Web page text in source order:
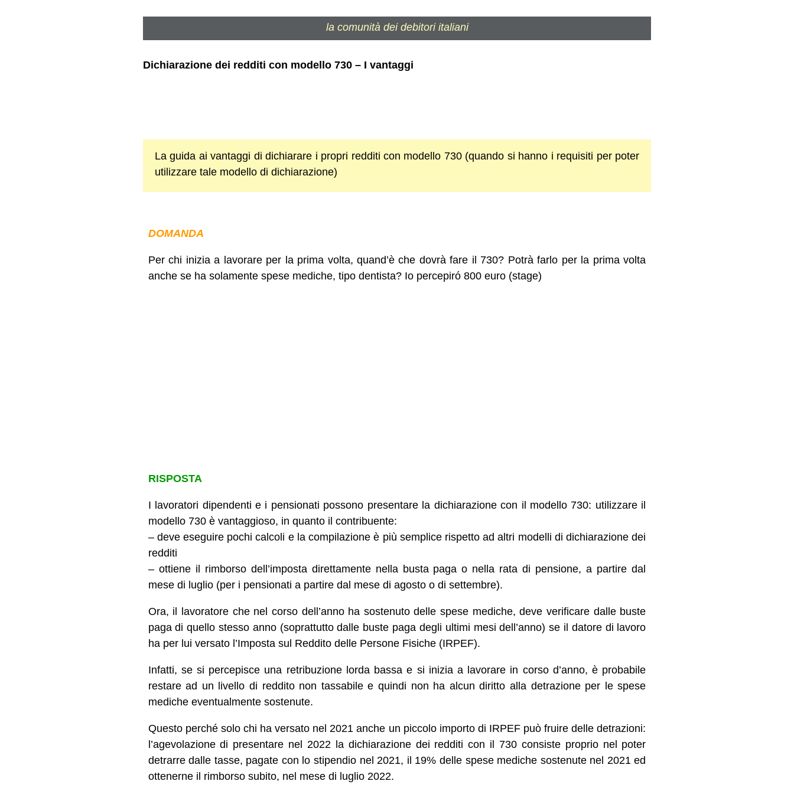
la comunità dei debitori italiani
Dichiarazione dei redditi con modello 730 – I vantaggi
La guida ai vantaggi di dichiarare i propri redditi con modello 730 (quando si hanno i requisiti per poter
utilizzare tale modello di dichiarazione)
DOMANDA
Per chi inizia a lavorare per la prima volta, quand’è che dovrà fare il 730? Potrà farlo per la prima volta
anche se ha solamente spese mediche, tipo dentista? Io percepiró 800 euro (stage)
RISPOSTA
I lavoratori dipendenti e i pensionati possono presentare la dichiarazione con il modello 730: utilizzare il
modello 730 è vantaggioso, in quanto il contribuente:
– deve eseguire pochi calcoli e la compilazione è più semplice rispetto ad altri modelli di dichiarazione dei
redditi
– ottiene il rimborso dell’imposta direttamente nella busta paga o nella rata di pensione, a partire dal
mese di luglio (per i pensionati a partire dal mese di agosto o di settembre).
Ora, il lavoratore che nel corso dell’anno ha sostenuto delle spese mediche, deve verificare dalle buste
paga di quello stesso anno (soprattutto dalle buste paga degli ultimi mesi dell’anno) se il datore di lavoro
ha per lui versato l’Imposta sul Reddito delle Persone Fisiche (IRPEF).
Infatti, se si percepisce una retribuzione lorda bassa e si inizia a lavorare in corso d’anno, è probabile
restare ad un livello di reddito non tassabile e quindi non ha alcun diritto alla detrazione per le spese
mediche eventualmente sostenute.
Questo perché solo chi ha versato nel 2021 anche un piccolo importo di IRPEF può fruire delle detrazioni:
l’agevolazione di presentare nel 2022 la dichiarazione dei redditi con il 730 consiste proprio nel poter
detrarre dalle tasse, pagate con lo stipendio nel 2021, il 19% delle spese mediche sostenute nel 2021 ed
ottenerne il rimborso subito, nel mese di luglio 2022.